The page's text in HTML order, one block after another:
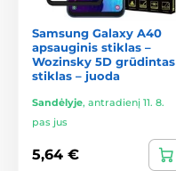
Samsung Galaxy A40
apsauginis stiklas –
Wozinsky 5D grūdintas
stiklas – juoda
Sandėlyje, antradienį 11. 8.
pas jus
5,64 €